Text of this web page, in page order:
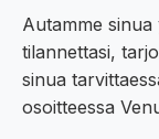
Autamme
tilannettasi,
sinua
osoitteessa